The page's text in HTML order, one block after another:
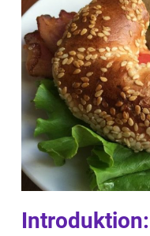
Introduktion: